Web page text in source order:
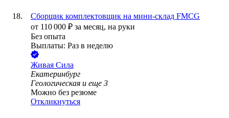
Сборщик комплектовщик на мини-склад FMCG
от 110 000 ₽ за месяц, на руки
Без опыта
Выплаты: Раз в неделю
Живая Сила
Екатеринбург
Геологическая и еще 3
Можно без резюме
Откликнуться